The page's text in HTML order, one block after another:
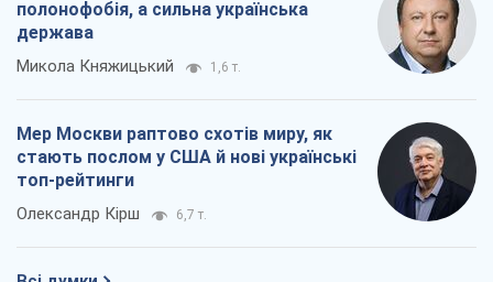
полонофобія, а сильна українська
держава
Микола Княжицький 1,6 т.
Мер Москви раптово схотів миру, як
стають послом у США й нові українські
топ-рейтинги
Олександр Кірш 6,7 т.